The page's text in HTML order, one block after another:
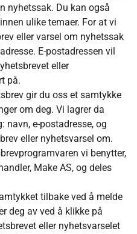
nyhetssak. Du kan også
ulike temaer. For at vi
eller varsel om nyhetssak
E-postadressen vil
eller
på.
gir du oss et samtykke
om deg. Vi lagrer da
navn, e-postadresse, og
eller nyhetsvarsel om.
vi benytter,
Make AS, og deles
tilbake ved å melde
deg av ved å klikke på
eller nyhetsvarselet